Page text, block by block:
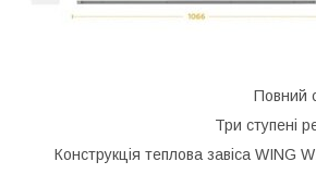
Повний
Три ступені
Конструкція теплова завіса WING